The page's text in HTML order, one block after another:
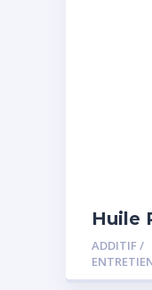
Huile
ADDITIF /